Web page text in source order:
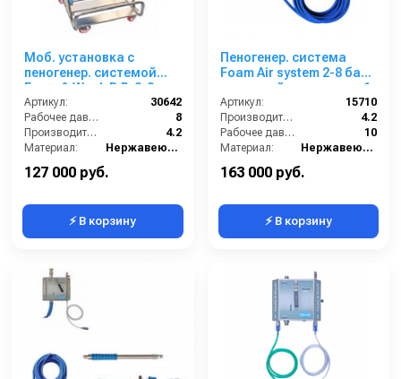
Моб. установка с
пеногенер. системой
Foam & Wash B.P. 2-8
бар, с подачей воздуха,
на 1 ср-во
Артикул:
30642
Рабочее давление (бар):
8
Производительность (л/мин):
4.2
Материал:
Нержавеющая сталь
127 000 руб.
⚡ В корзину
Пеногенер. система
Foam Air system 2-8 бар,
с подачей воздуха, на 1
ср-во с аксесс.
Артикул:
15710
Производительность (л/мин):
4.2
Рабочее давление (бар):
10
Материал:
Нержавеющая сталь
163 000 руб.
⚡ В корзину